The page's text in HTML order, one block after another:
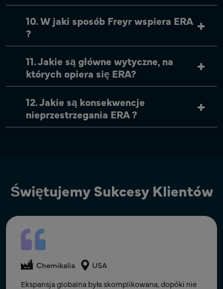
10. W jaki sposób Freyr wspiera ERA
?
11. Jakie są główne wytyczne, na
których opiera się ERA?
12. Jakie są konsekwencje
nieprzestrzegania ERA ?
Świętujemy Sukcesy Klientów
Chemikalia
Zgodność produktu
Chemikalia
Holandia
Współpraca z firmą Freyr pozwoliła nam pozbyć się
Chemikalia
USA
Ekspansja globalna była skomplikowana, dopóki nie